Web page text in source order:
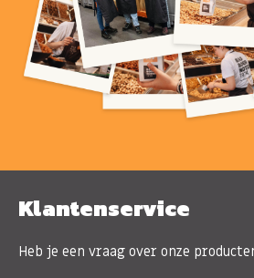
Klantenservice
Heb je een vraag over onze